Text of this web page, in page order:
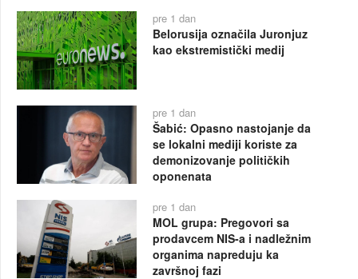
pre 1 dan
Belorusija označila Juronjuz
kao ekstremistički medij
pre 1 dan
Šabić: Opasno nastojanje da
se lokalni mediji koriste za
demonizovanje političkih
oponenata
pre 1 dan
MOL grupa: Pregovori sa
prodavcem NIS-a i nadležnim
organima napreduju ka
završnoj fazi